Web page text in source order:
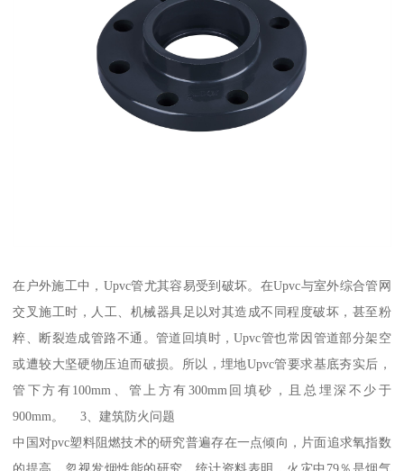
在户外施工中，Upvc管尤其容易受到破坏。在Upvc与室外综合管网
交叉施工时，人工、机械器具足以对其造成不同程度破坏，甚至粉
粹、断裂造成管路不通。管道回填时，Upvc管也常因管道部分架空
或遭较大坚硬物压迫而破损。所以，埋地Upvc管要求基底夯实后，
管下方有100mm、管上方有300mm回填砂，且总埋深不少于
900mm。 3、建筑防火问题
中国对pvc塑料阻燃技术的研究普遍存在一点倾向，片面追求氧指数